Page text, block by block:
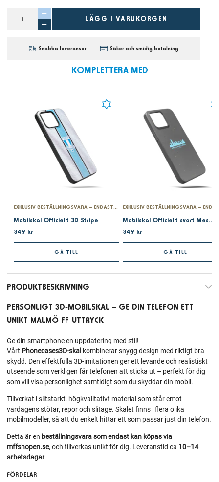
LÄGG I VARUKORGEN
Snabba leveranser Säker och smidig betalning
KOMPLETTERA MED
EXKLUSIV BESTÄLLNINGSVARA – ENDAST PÅ MFFSHOPEN.SE
Mobilskal Officiellt 3D Stripe
349 kr
GÅ TILL
Mobilskal Officiellt svart Mesta mästarna
349 kr
GÅ TILL
PRODUKTBESKRIVNING
PERSONLIGT 3D‑MOBILSKAL – GE DIN TELEFON ETT
UNIKT MALMÖ FF‑UTTRYCK
Ge din smartphone en uppdatering med stil!
Vårt Phonecases3D‑skal kombinerar snygg design med riktigt bra
skydd. Den effektfulla 3D‑imitationen ger ett levande och realistiskt
utseende som verkligen får telefonen att sticka ut – perfekt för dig
som vill visa personlighet samtidigt som du skyddar din mobil.
Tillverkat i slitstarkt, högkvalitativt material som står emot
vardagens stötar, repor och slitage. Skalet finns i flera olika
mobilmodeller, så att du enkelt hittar ett som passar just din telefon.
Detta är en beställningsvara som endast kan köpas via
mffshopen.se, och tillverkas unikt för dig. Leveranstid ca 10–14
arbetsdagar.
FÖRDELAR